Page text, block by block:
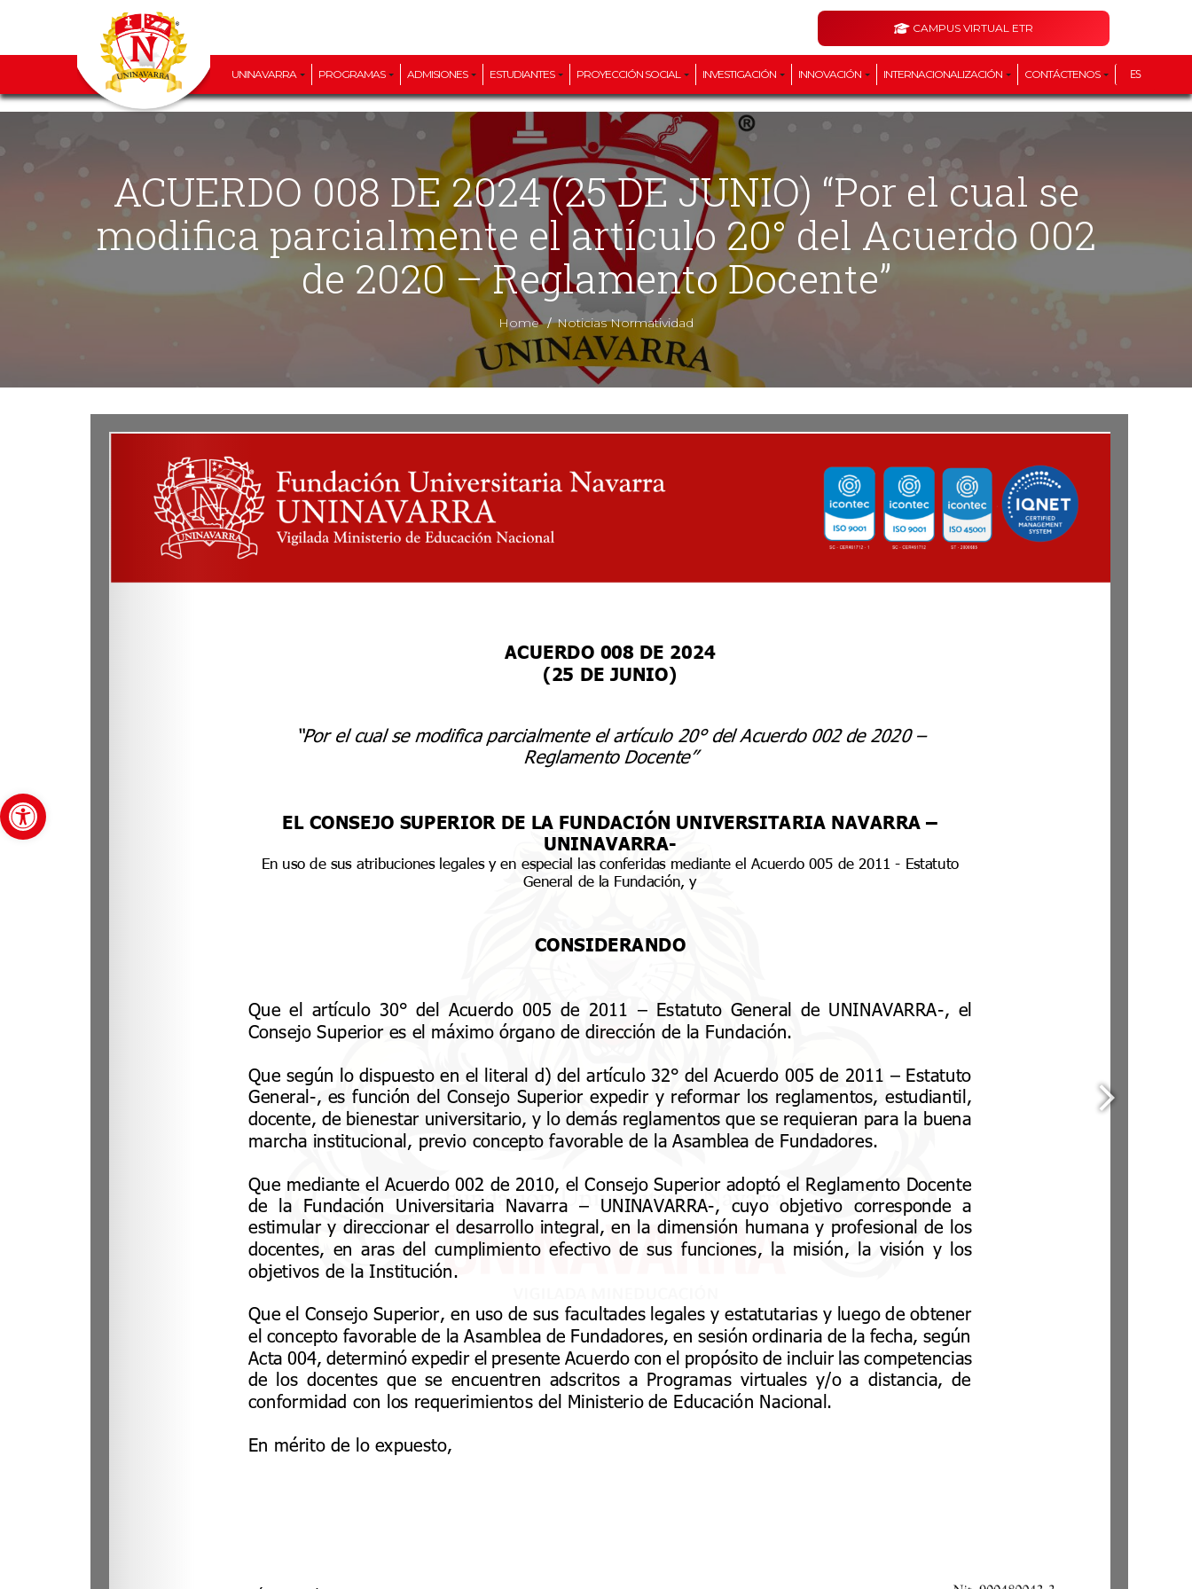
Abrir barra de herramientas
CAMPUS VIRTUAL ETR
UNINAVARRA PROGRAMAS ADMISIONES ESTUDIANTES PROYECCIÓN SOCIAL INVESTIGACIÓN INNOVACIÓN INTERNACIONALIZACIÓN CONTÁCTENOS ES
ACUERDO 008 DE 2024 (25 DE JUNIO) “Por el cual se
modifica parcialmente el artículo 20° del Acuerdo 002
de 2020 – Reglamento Docente”
Home/Noticias Normatividad